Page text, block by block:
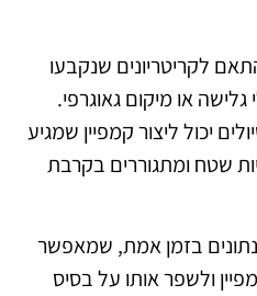
לקריטריונים שנקבעו
או מיקום גאוגרפי.
יכול ליצור קמפיין שמגיע
שטח ומתגוררים בקרבת
בזמן אמת, שמאפשר
ולשפר אותו על בסיס